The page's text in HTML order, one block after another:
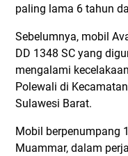
paling lama 6 tahun
Sebelumnya, mobil
DD 1348 SC yang
mengalami
Polewali di
Sulawesi Barat.
Mobil berpenumpang
Muammar, dalam